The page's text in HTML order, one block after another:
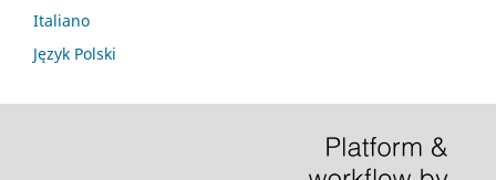
Italiano
Język Polski